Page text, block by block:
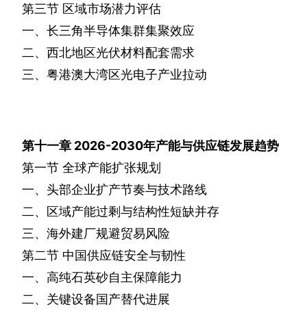
第三节 区域市场潜力评估
一、长三角半导体集群集聚效应
二、西北地区光伏材料配套需求
三、粤港澳大湾区光电子产业拉动
第十一章 2026-2030年产能与供应链发展趋势
第一节 全球产能扩张规划
一、头部企业扩产节奏与技术路线
二、区域产能过剩与结构性短缺并存
三、海外建厂规避贸易风险
第二节 中国供应链安全与韧性
一、高纯石英砂自主保障能力
二、关键设备国产替代进展